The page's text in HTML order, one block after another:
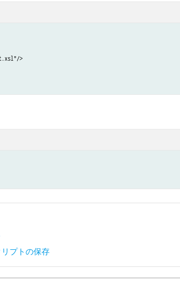
>
プトの保存